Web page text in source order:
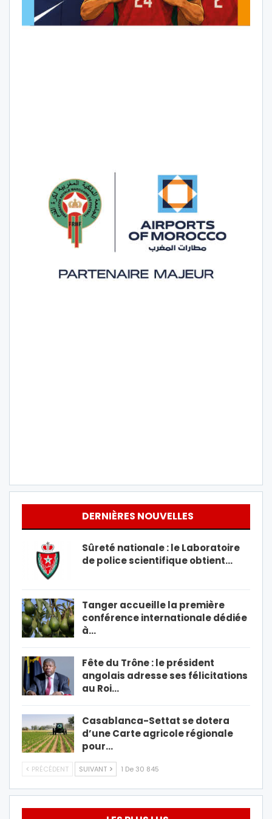
DERNIÈRES NOUVELLES
Sûreté nationale : le Laboratoire
de police scientifique obtient…
Tanger accueille la première
conférence internationale dédiée
à…
Fête du Trône : le président
angolais adresse ses félicitations
au Roi…
Casablanca-Settat se dotera
d’une Carte agricole régionale
pour…
PRÉCÉDENT SUIVANT 1 De 30 845